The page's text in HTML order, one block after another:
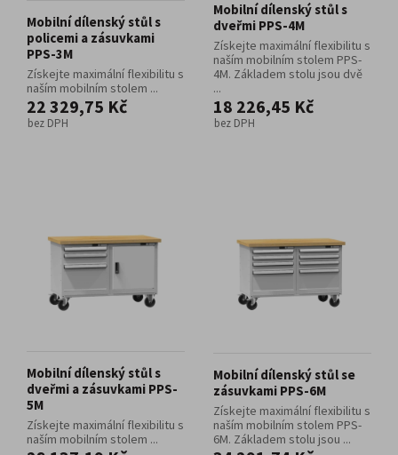
Mobilní dílenský stůl s
policemi a zásuvkami
PPS-3M
Získejte maximální flexibilitu s
naším mobilním stolem ...
22 329,75 Kč
bez DPH
Mobilní dílenský stůl s
dveřmi PPS-4M
Získejte maximální flexibilitu s
naším mobilním stolem PPS-
4M. Základem stolu jsou dvě
...
18 226,45 Kč
bez DPH
Mobilní dílenský stůl s
dveřmi a zásuvkami PPS-
5M
Získejte maximální flexibilitu s
naším mobilním stolem ...
Mobilní dílenský stůl se
zásuvkami PPS-6M
Získejte maximální flexibilitu s
naším mobilním stolem PPS-
6M. Základem stolu jsou ...